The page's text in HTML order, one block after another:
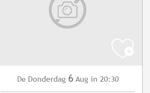
De Donderdag 6 Aug in 20:30